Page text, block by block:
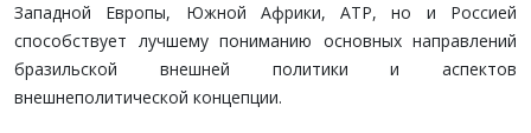
Западной Европы, Южной Африки, АТР, но и Рос­сией
способствует лучшему пониманию основных на­правлений
бразильской внешней политики и аспектов
внешнеполитической концепции.